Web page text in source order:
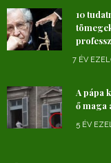
10
7 ÉV
A pápa
ő maga
5 ÉV